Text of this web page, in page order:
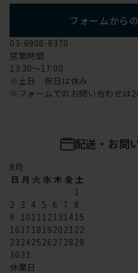
フォームから
03-6908-8370
営業時間
13:30～17:00
※土日 祝日は休み
※フォームでのお問い合わせは
配送・お問
8月
日 月 火 水 木 金 土
1
2 3 4 5 6 7 8
9 101112131415
16171819202122
23242526272829
3031
休業日